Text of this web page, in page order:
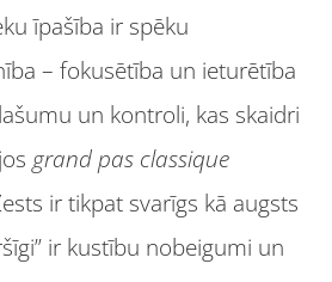
īpašība ir spēku
– fokusētība un ieturētība
un kontroli, kas skaidri
grand pas classique
ir tikpat svarīgs kā augsts
ir kustību nobeigumi un